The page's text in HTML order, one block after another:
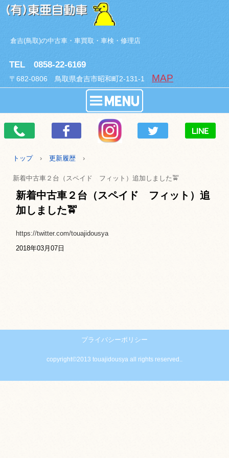
倉吉(鳥取)の中古車・車買取・車検・修理店
TEL 0858-22-6169
〒682-0806 鳥取県倉吉市昭和町2-131-1 MAP
トップ › 更新履歴 ›
新着中古車２台（スペイド フィット）追加しました🚖
新着中古車２台（スペイド フィット）追
加しました🚖
https://twitter.com/touajidousya
2018年03月07日
プライバシーポリシー
copyright©2013 touajidousya all rights reserved..